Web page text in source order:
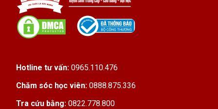
Hotline tư vấn: 0965.110.476
Chăm sóc học viên: 0888.875.336
Tra cứu bằng: 0822.778.800